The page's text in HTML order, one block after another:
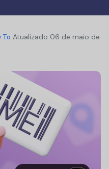
To Atualizado 06 de maio de